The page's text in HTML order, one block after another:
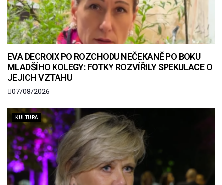
EVA DECROIX PO ROZCHODU NEČEKANĚ PO BOKU
MLADŠÍHO KOLEGY: FOTKY ROZVÍŘILY SPEKULACE O
JEJICH VZTAHU
07/08/2026
KULTURA